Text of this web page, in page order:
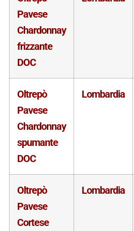
Pavese
Chardonnay
frizzante
DOC
Oltrepò
Pavese
Chardonnay
spumante
DOC
Lombardia
Oltrepò
Pavese
Cortese
Lombardia